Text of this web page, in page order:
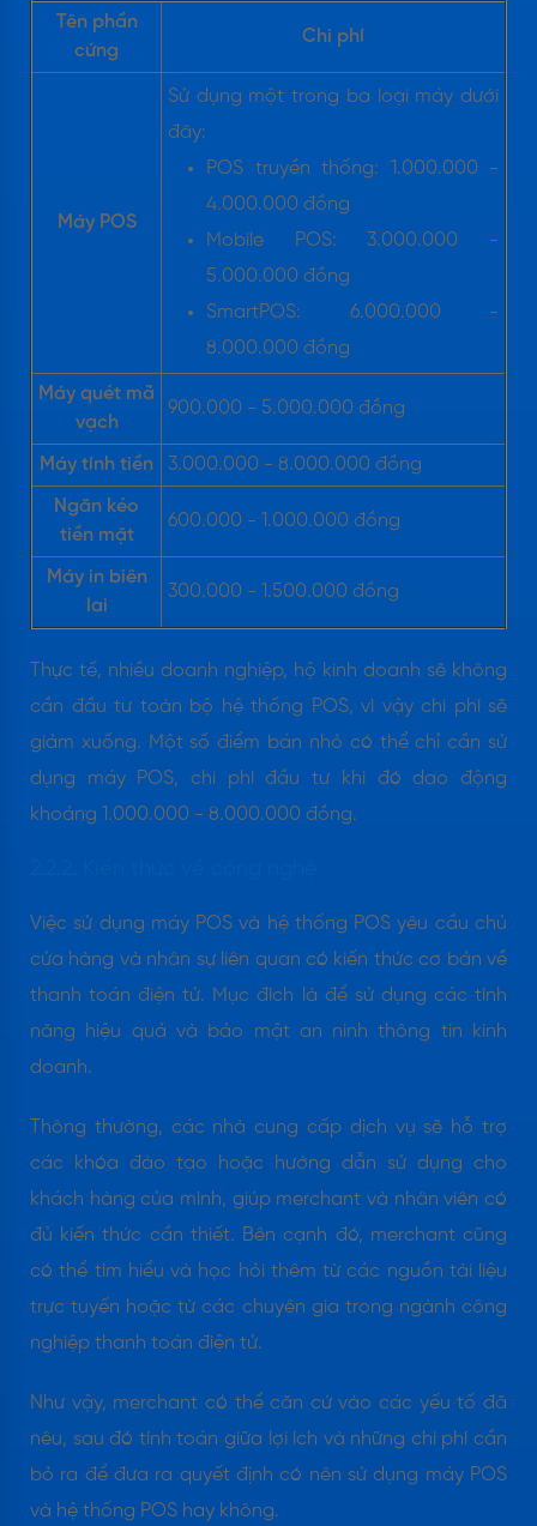
Tên phần
cứng
Chi phí
Máy POS
Sử dụng một trong ba loại máy dưới
đây:
POS truyền thống: 1.000.000 -
4.000.000 đồng
Mobile POS: 3.000.000 -
5.000.000 đồng
SmartPOS: 6.000.000 -
8.000.000 đồng
Máy quét mã
vạch
900.000 - 5.000.000 đồng
Máy tính tiền 3.000.000 - 8.000.000 đồng
Ngăn kéo
tiền mặt
600.000 - 1.000.000 đồng
Máy in biên
lai
300.000 - 1.500.000 đồng
Thực tế, nhiều doanh nghiệp, hộ kinh doanh sẽ không
cần đầu tư toàn bộ hệ thống POS, vì vậy chi phí sẽ
giảm xuống. Một số điểm bán nhỏ có thể chỉ cần sử
dụng máy POS, chi phí đầu tư khi đó dao động
khoảng 1.000.000 - 8.000.000 đồng.
Việc sử dụng máy POS và hệ thống POS yêu cầu chủ
cửa hàng và nhân sự liên quan có kiến thức cơ bản về
thanh toán điện tử. Mục đích là để sử dụng các tính
năng hiệu quả và bảo mật an ninh thông tin kinh
doanh.
Thông thường, các nhà cung cấp dịch vụ sẽ hỗ trợ
các khóa đào tạo hoặc hướng dẫn sử dụng cho
khách hàng của mình, giúp merchant và nhân viên có
đủ kiến thức cần thiết. Bên cạnh đó, merchant cũng
có thể tìm hiểu và học hỏi thêm từ các nguồn tài liệu
trực tuyến hoặc từ các chuyên gia trong ngành công
nghiệp thanh toán điện tử.
Như vậy, merchant có thể căn cứ vào các yếu tố đã
nêu, sau đó tính toán giữa lợi ích và những chi phí cần
bỏ ra để đưa ra quyết định có nên sử dụng máy POS
và hệ thống POS hay không.